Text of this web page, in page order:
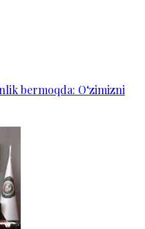
bermoqda: O‘zimizni